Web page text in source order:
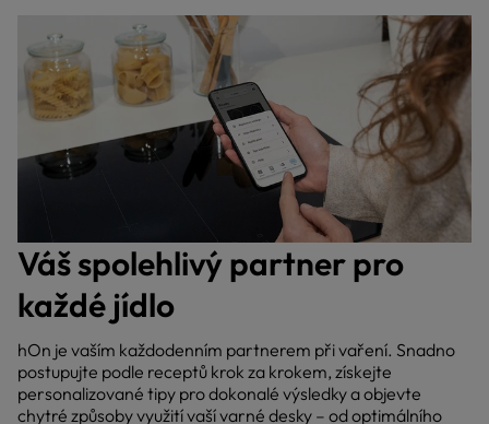
Váš spolehlivý partner pro
každé jídlo
hOn je vaším každodenním partnerem při vaření. Snadno
postupujte podle receptů krok za krokem, získejte
personalizované tipy pro dokonalé výsledky a objevte
chytré způsoby využití vaší varné desky – od optimálního